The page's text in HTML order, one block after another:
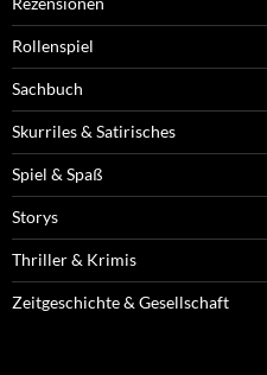
Rollenspiel
Sachbuch
Skurriles & Satirisches
Spiel & Spaß
Storys
Thriller & Krimis
Zeitgeschichte & Gesellschaft